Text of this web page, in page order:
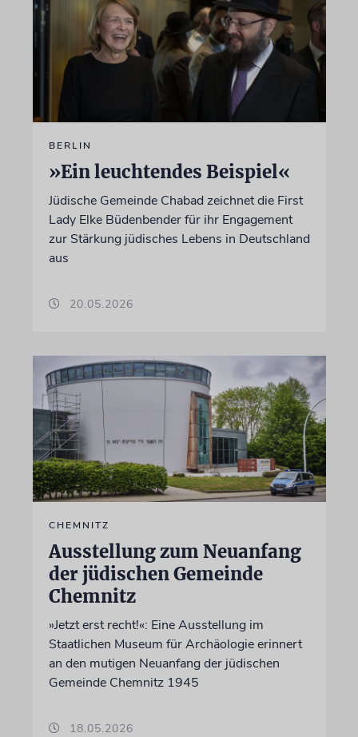
BERLIN
»Ein leuchtendes Beispiel«
Jüdische Gemeinde Chabad zeichnet die First
Lady Elke Büdenbender für ihr Engagement
zur Stärkung jüdisches Lebens in Deutschland
aus
20.05.2026
CHEMNITZ
Ausstellung zum Neuanfang
der jüdischen Gemeinde
Chemnitz
»Jetzt erst recht!«: Eine Ausstellung im
Staatlichen Museum für Archäologie erinnert
an den mutigen Neuanfang der jüdischen
Gemeinde Chemnitz 1945
18.05.2026